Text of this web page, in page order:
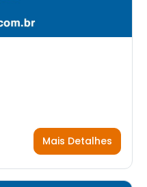
Mais Detalhes